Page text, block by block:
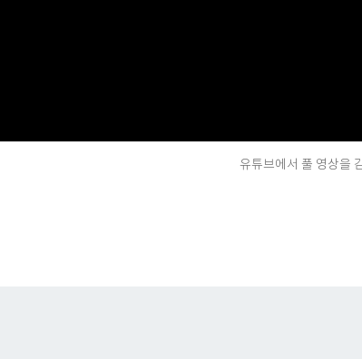
유튜브에서 풀 영상을